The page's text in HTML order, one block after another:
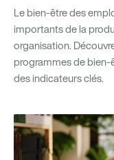
Le bien-être des
importants de la
organisation.
programmes de bien-
des indicateurs clés.